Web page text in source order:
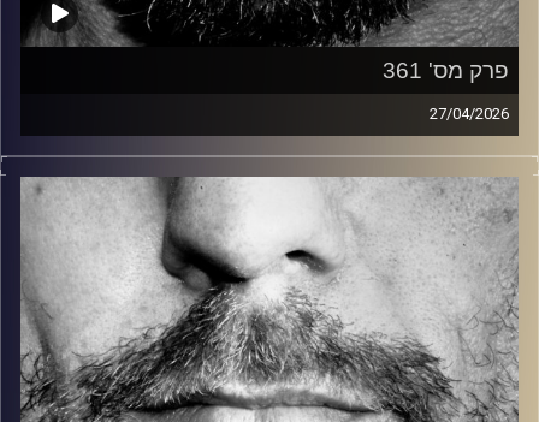
פרק מס' 361
27/04/2026
זיפים, מוזיקה מחוספסת של הופעות חיות. הרבה ג'אם, רוק,
בלוז, bluegrass, ג'אז, Fאנק, פרוגרסיב ואפילו אלקטרוניקה.
כל מה שחי, אמיתי ונושם.
עם שמוליק רגב.
קרדיט תמונות: David Goehring